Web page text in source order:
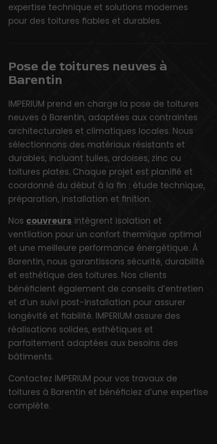
expertise technique et solutions modernes
pour des toitures fiables et durables.
Pose de toitures neuves à
Barentin
IMPERIUM prend en charge la pose de toitures
neuves à Barentin, adaptées aux contraintes
architecturales et climatiques locales. Nous
sélectionnons des matériaux résistants et
durables, incluant tuiles, ardoises, zinc ou
toitures plates. Chaque projet est planifié et
coordonné du début à la fin : étude technique,
préparation, installation et finition.
Nos couvreurs intègrent isolation et
ventilation pour un confort thermique optimal
et une meilleure performance énergétique. À
Barentin, nous garantissons sécurité, durabilité
et esthétique des toitures. Nos clients
bénéficient également de conseils d’entretien
et d’un suivi post-installation pour assurer
longévité et fiabilité. IMPERIUM assure des
réalisations solides, esthétiques et
parfaitement adaptées aux besoins des
bâtiments.
Contactez IMPERIUM pour vos travaux de
toitures à Barentin et bénéficiez d’une expertise
complète.